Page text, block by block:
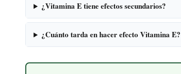
¿Vitamina E tiene efectos secundarios?
¿Cuánto tarda en hacer efecto Vitamina E?